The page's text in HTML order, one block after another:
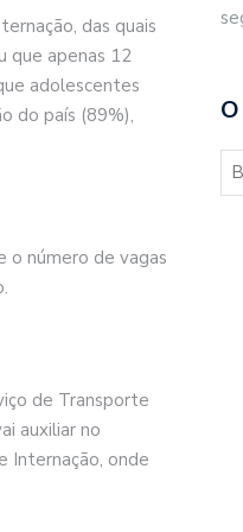
das quais
que apenas 12
adolescentes
do país (89%),
o número de vagas
de Transporte
auxiliar no
Internação, onde